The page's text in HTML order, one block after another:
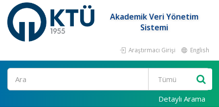
Akademik Veri Yönetim
Sistemi
Araştırmacı Girişi English
Ara
Detaylı Arama